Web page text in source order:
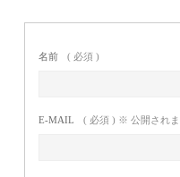
名前 ( 必須 )
E-MAIL ( 必須 ) ※ 公開され